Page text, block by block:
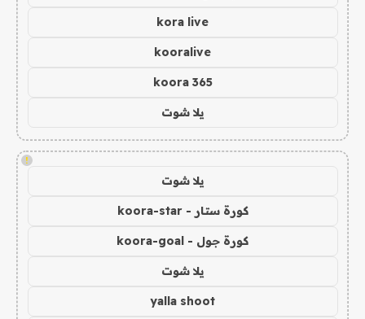
kora live
kooralive
koora 365
يلا شوت
!
يلا شوت
كورة ستار - koora-star
كورة جول - koora-goal
يلا شوت
yalla shoot